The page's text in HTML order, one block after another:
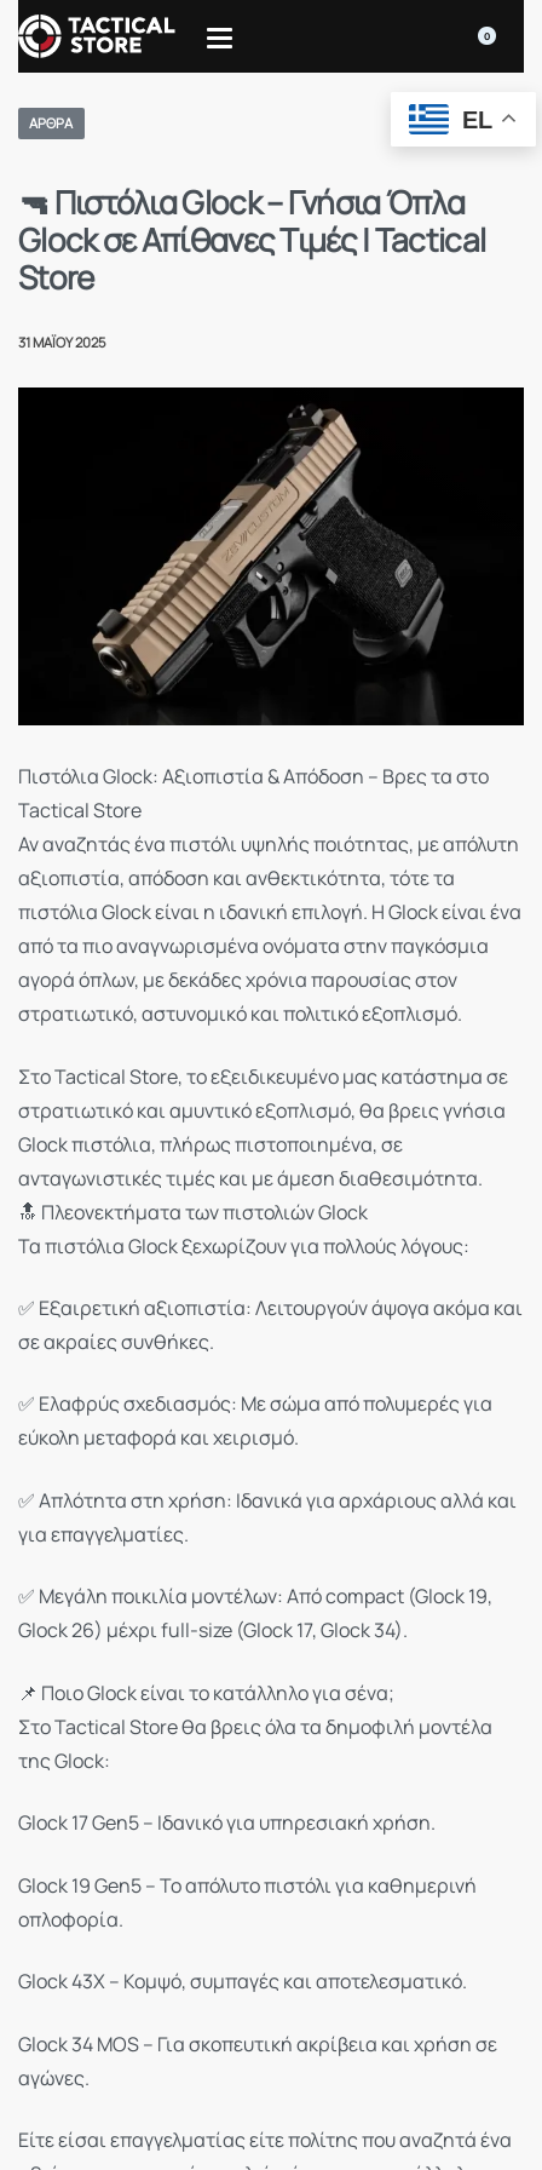
0
ΆΡΘΡΑ
🔫 Πιστόλια Glock – Γνήσια Όπλα
Glock σε Απίθανες Τιμές | Tactical
Store
31 ΜΑΪ́ΟΥ 2025
Πιστόλια Glock: Αξιοπιστία & Απόδοση – Βρες τα στο
Tactical Store
Αν αναζητάς ένα πιστόλι υψηλής ποιότητας, με απόλυτη
αξιοπιστία, απόδοση και ανθεκτικότητα, τότε τα
πιστόλια Glock είναι η ιδανική επιλογή. Η Glock είναι ένα
από τα πιο αναγνωρισμένα ονόματα στην παγκόσμια
αγορά όπλων, με δεκάδες χρόνια παρουσίας στον
στρατιωτικό, αστυνομικό και πολιτικό εξοπλισμό.
Στο Tactical Store, το εξειδικευμένο μας κατάστημα σε
στρατιωτικό και αμυντικό εξοπλισμό, θα βρεις γνήσια
Glock πιστόλια, πλήρως πιστοποιημένα, σε
ανταγωνιστικές τιμές και με άμεση διαθεσιμότητα.
🔝 Πλεονεκτήματα των πιστολιών Glock
Τα πιστόλια Glock ξεχωρίζουν για πολλούς λόγους:
✅ Εξαιρετική αξιοπιστία: Λειτουργούν άψογα ακόμα και
σε ακραίες συνθήκες.
✅ Ελαφρύς σχεδιασμός: Με σώμα από πολυμερές για
εύκολη μεταφορά και χειρισμό.
✅ Απλότητα στη χρήση: Ιδανικά για αρχάριους αλλά και
για επαγγελματίες.
✅ Μεγάλη ποικιλία μοντέλων: Από compact (Glock 19,
Glock 26) μέχρι full-size (Glock 17, Glock 34).
📌 Ποιο Glock είναι το κατάλληλο για σένα;
Στο Tactical Store θα βρεις όλα τα δημοφιλή μοντέλα
της Glock:
Glock 17 Gen5 – Ιδανικό για υπηρεσιακή χρήση.
Glock 19 Gen5 – Το απόλυτο πιστόλι για καθημερινή
οπλοφορία.
Glock 43X – Κομψό, συμπαγές και αποτελεσματικό.
Glock 34 MOS – Για σκοπευτική ακρίβεια και χρήση σε
αγώνες.
Είτε είσαι επαγγελματίας είτε πολίτης που αναζητά ένα
EL